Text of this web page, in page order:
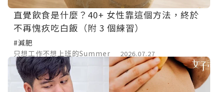
直覺飲食是什麼？40+ 女性靠這個方法，終於
不再愧疚吃白飯（附 3 個練習）
#減肥
只想工作不想上班的Summer
2026.07.27